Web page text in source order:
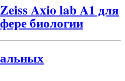
Axio lab A1 для
биологии